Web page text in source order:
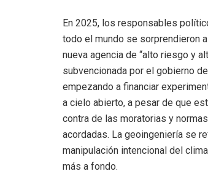
En 2025, los responsables
todo el mundo se sorprendieron
nueva agencia de “alto riesgo y
subvencionada por el gobierno
empezando a financiar
a cielo abierto, a pesar de que
contra de las moratorias y
acordadas. La geoingeniería se
manipulación intencional del
más a fondo.